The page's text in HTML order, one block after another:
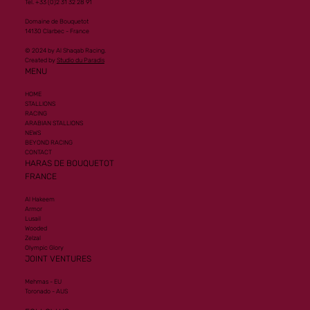
Tel. +33 (0)2 31 32 28 91
Domaine de Bouquetot
14130 Clarbec - France
© 2024 by Al Shaqab Racing.
Created by Studio du Paradis
MENU
HOME
STALLIONS
RACING
ARABIAN STALLIONS
NEWS
BEYOND RACING
CONTACT
HARAS DE BOUQUETOT
FRANCE
Al Hakeem
Armor
Lusail
Wooded
Zelzal
Olympic Glory
JOINT VENTURES
Mehmas - EU
Toronado - AUS